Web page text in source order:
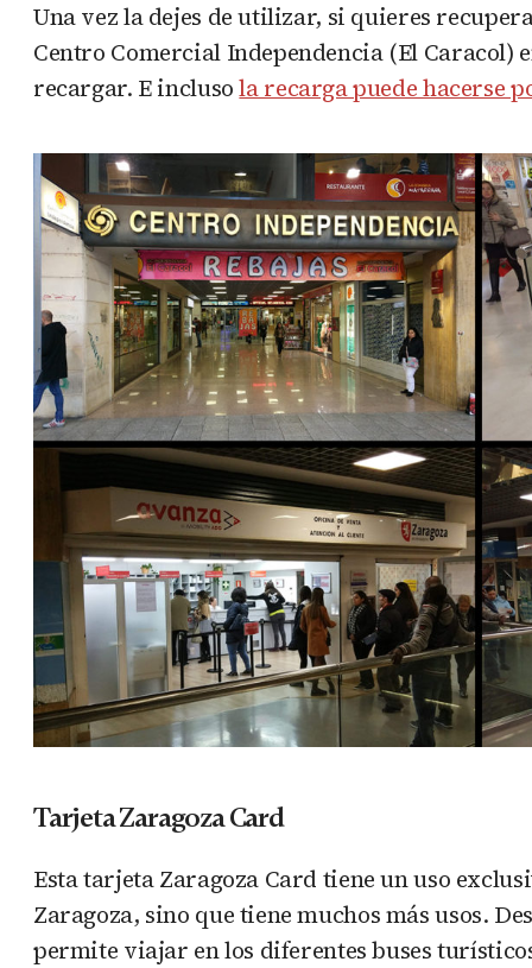
Una vez la dejes de utilizar, si quieres
Centro Comercial Independencia (El Caracol)
recargar. E inclusola recarga puede hacerse
Tarjeta Zaragoza Card
Esta tarjeta Zaragoza Card tiene un uso
Zaragoza, sino que tiene muchos más usos.
permite viajar en los diferentes buses